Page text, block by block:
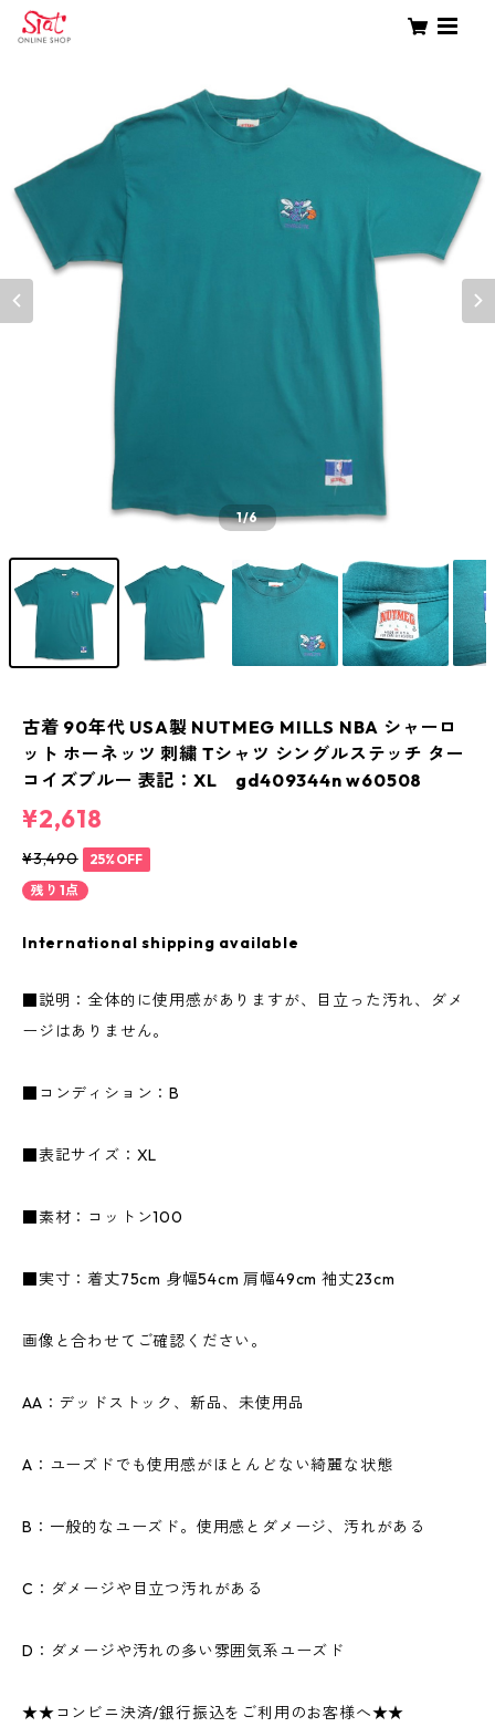
1/6
古着 90年代 USA製 NUTMEG MILLS NBA シャーロ
ット ホーネッツ 刺繍 Tシャツ シングルステッチ ター
コイズブルー 表記：XL gd409344n w60508
¥2,618
¥3,490
25%OFF
残り1点
International shipping available
■説明：全体的に使用感がありますが、目立った汚れ、ダメ
ージはありません。
■コンディション：B
■表記サイズ：XL
■素材：コットン100
■実寸：着丈75cm 身幅54cm 肩幅49cm 袖丈23cm
画像と合わせてご確認ください。
AA：デッドストック、新品、未使用品
A：ユーズドでも使用感がほとんどない綺麗な状態
B：一般的なユーズド。使用感とダメージ、汚れがある
C：ダメージや目立つ汚れがある
D：ダメージや汚れの多い雰囲気系ユーズド
★★コンビニ決済/銀行振込をご利用のお客様へ★★